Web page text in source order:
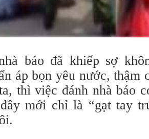
báo đã khiếp sợ
áp bọn yêu nước, thậm
thì việc đánh nhà báo
mới chỉ là “gạt tay